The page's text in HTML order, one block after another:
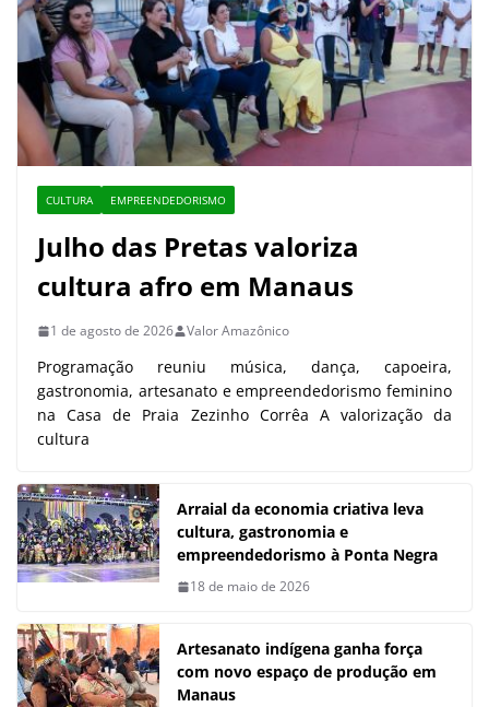
CULTURA EMPREENDEDORISMO
Julho das Pretas valoriza
cultura afro em Manaus
1 de agosto de 2026 Valor Amazônico
Programação reuniu música, dança, capoeira,
gastronomia, artesanato e empreendedorismo feminino
na Casa de Praia Zezinho Corrêa A valorização da
cultura
Arraial da economia criativa leva
cultura, gastronomia e
empreendedorismo à Ponta Negra
18 de maio de 2026
Artesanato indígena ganha força
com novo espaço de produção em
Manaus